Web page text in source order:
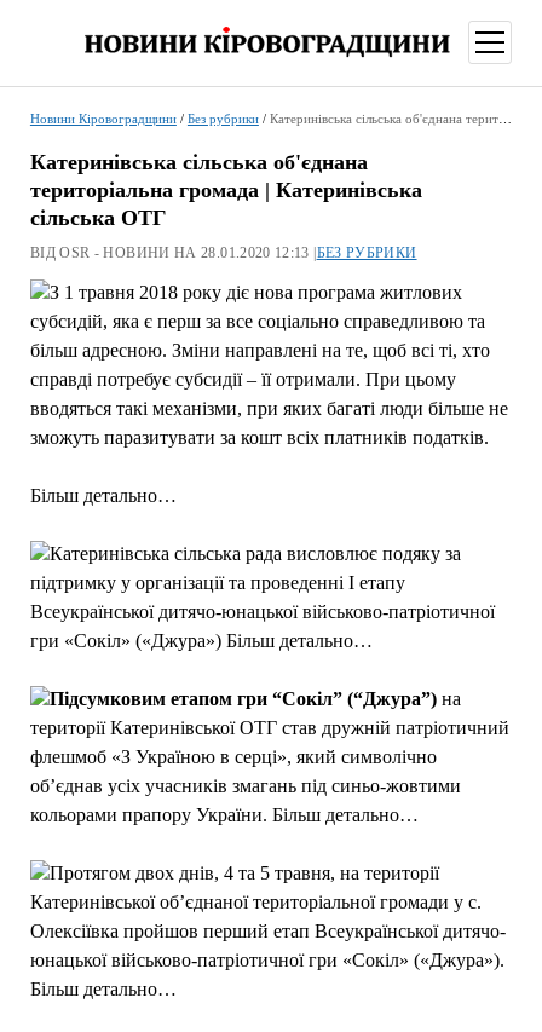
меню
Новини Кіровоградщини/ Без рубрики/ Катеринівська сільська об'єднана територіальна громада | Катеринівська сільська ОТГ
Катеринівська сільська об'єднана
територіальна громада | Катеринівська
сільська ОТГ
ВІД OSR - НОВИНИ НА 28.01.2020 12:13 |БЕЗ РУБРИКИ
З 1 травня 2018 року діє нова програма житлових
субсидій, яка є перш за все соціально справедливою та
більш адресною. Зміни направлені на те, щоб всі ті, хто
справді потребує субсидії – її отримали. При цьому
вводяться такі механізми, при яких багаті люди більше не
зможуть паразитувати за кошт всіх платників податків.
Більш детально…
Катеринівська сільська рада висловлює подяку за
підтримку у організації та проведенні І етапу
Всеукраїнської дитячо-юнацької військово-патріотичної
гри «Сокіл» («Джура») Більш детально…
Підсумковим етапом гри “Сокіл” (“Джура”)на
території Катеринівської ОТГ став дружній патріотичний
флешмоб «З Україною в серці», який символічно
об’єднав усіх учасників змагань під синьо-жовтими
кольорами прапору України. Більш детально…
Протягом двох днів, 4 та 5 травня, на території
Катеринівської об’єднаної територіальної громади у с.
Олексіївка пройшов перший етап Всеукраїнської дитячо-
юнацької військово-патріотичної гри «Сокіл» («Джура»).
Більш детально…